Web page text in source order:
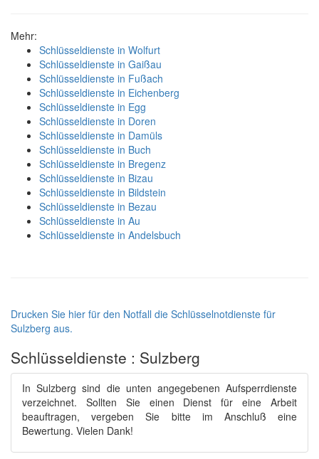
Mehr:
Schlüsseldienste in Wolfurt
Schlüsseldienste in Gaißau
Schlüsseldienste in Fußach
Schlüsseldienste in Eichenberg
Schlüsseldienste in Egg
Schlüsseldienste in Doren
Schlüsseldienste in Damüls
Schlüsseldienste in Buch
Schlüsseldienste in Bregenz
Schlüsseldienste in Bizau
Schlüsseldienste in Bildstein
Schlüsseldienste in Bezau
Schlüsseldienste in Au
Schlüsseldienste in Andelsbuch
Drucken Sie hier für den Notfall die Schlüsselnotdienste für
Sulzberg aus.
Schlüsseldienste : Sulzberg
In Sulzberg sind die unten angegebenen Aufsperrdienste
verzeichnet. Sollten Sie einen Dienst für eine Arbeit
beauftragen, vergeben Sie bitte im Anschluß eine
Bewertung. Vielen Dank!